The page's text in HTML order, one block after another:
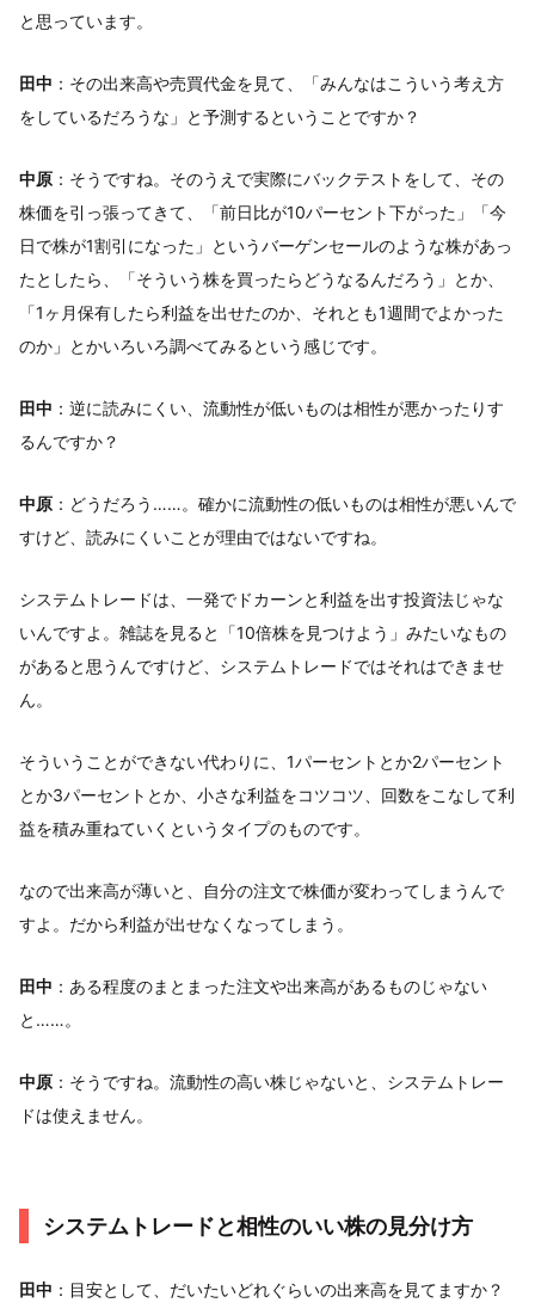
と思っています。
田中 ：その出来高や売買代金を見て、「みんなはこういう考え方
をしているだろうな」と予測するということですか？
中原 ：そうですね。そのうえで実際にバックテストをして、その
株価を引っ張ってきて、「前日比が10パーセント下がった」「今
日で株が1割引になった」というバーゲンセールのような株があっ
たとしたら、「そういう株を買ったらどうなるんだろう」とか、
「1ヶ月保有したら利益を出せたのか、それとも1週間でよかった
のか」とかいろいろ調べてみるという感じです。
田中 ：逆に読みにくい、流動性が低いものは相性が悪かったりす
るんですか？
中原 ：どうだろう……。確かに流動性の低いものは相性が悪いんで
すけど、読みにくいことが理由ではないですね。
システムトレードは、一発でドカーンと利益を出す投資法じゃな
いんですよ。雑誌を見ると「10倍株を見つけよう」みたいなもの
があると思うんですけど、システムトレードではそれはできませ
ん。
そういうことができない代わりに、1パーセントとか2パーセント
とか3パーセントとか、小さな利益をコツコツ、回数をこなして利
益を積み重ねていくというタイプのものです。
なので出来高が薄いと、自分の注文で株価が変わってしまうんで
すよ。だから利益が出せなくなってしまう。
田中 ：ある程度のまとまった注文や出来高があるものじゃない
と……。
中原 ：そうですね。流動性の高い株じゃないと、システムトレー
ドは使えません。
システムトレードと相性のいい株の見分け方
田中 ：目安として、だいたいどれぐらいの出来高を見てますか？